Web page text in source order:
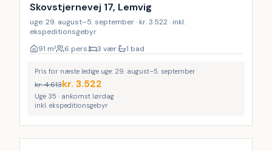
Skovstjernevej 17, Lemvig
uge: 29. august–5. september · kr. 3.522 · inkl.
ekspeditionsgebyr
91 m² 6 pers. 3 vær. 1 bad
Pris for næste ledige uge: 29. august–5. september
kr.4.613kr. 3.522
Uge 35 · ankomst lørdag
inkl. ekspeditionsgebyr